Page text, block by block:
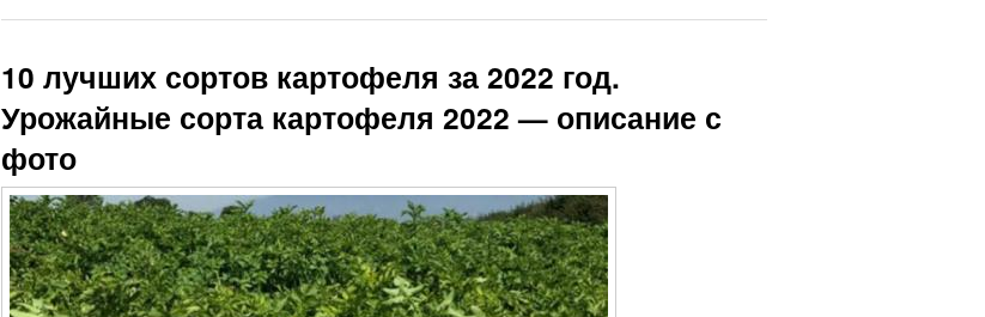
10 лучших сортов картофеля за 2022 год.
Урожайные сорта картофеля 2022 — описание с
фото